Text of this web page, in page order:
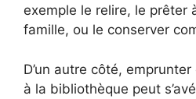
exemple le relire, le prêter
famille, ou le conserver
D’un autre côté,
à la bibliothèque peut